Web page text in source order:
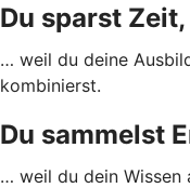
Du sparst Zeit,
… weil du deine
kombinierst.
Du sammelst
… weil du dein Wissen